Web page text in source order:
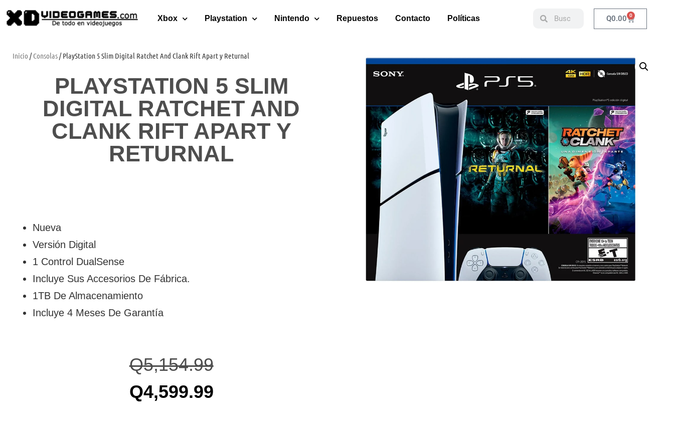
Xbox Playstation Nintendo Repuestos Contacto Políticas Q0.00 0
Inicio /Consolas/ PlayStation 5 Slim Digital Ratchet And Clank Rift Apart y Returnal
PLAYSTATION 5 SLIM
DIGITAL RATCHET AND
CLANK RIFT APART Y
RETURNAL
Nueva
Versión Digital
1 Control DualSense
Incluye Sus Accesorios De Fábrica.
1TB De Almacenamiento
Incluye 4 Meses De Garantía
Q5,154.99
Q4,599.99